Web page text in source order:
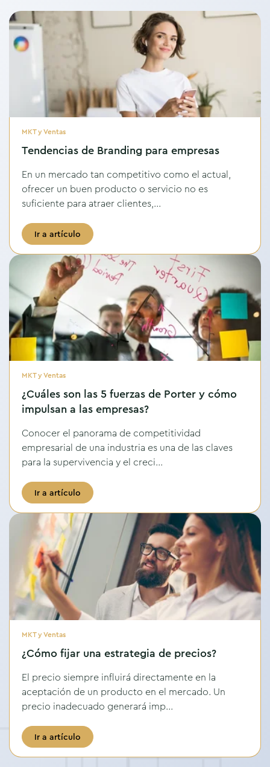
MKT y Ventas
Tendencias de Branding para empresas
En un mercado tan competitivo como el actual,
ofrecer un buen producto o servicio no es
suficiente para atraer clientes,...
Ir a artículo
MKT y Ventas
¿Cuáles son las 5 fuerzas de Porter y cómo
impulsan a las empresas?
Conocer el panorama de competitividad
empresarial de una industria es una de las claves
para la supervivencia y el creci...
Ir a artículo
MKT y Ventas
¿Cómo fijar una estrategia de precios?
El precio siempre influirá directamente en la
aceptación de un producto en el mercado. Un
precio inadecuado generará imp...
Ir a artículo